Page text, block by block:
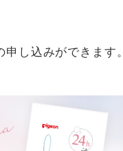
し込みができます。